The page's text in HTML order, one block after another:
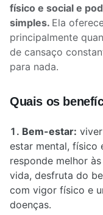
físico e social e
simples. Ela
principalmente
de cansaço
para nada.
Quais os
Bem-estar:
estar mental, físico
responde melhor
vida, desfruta do
com vigor físico e
doenças.